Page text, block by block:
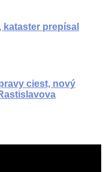
prepísal
ciest, nový